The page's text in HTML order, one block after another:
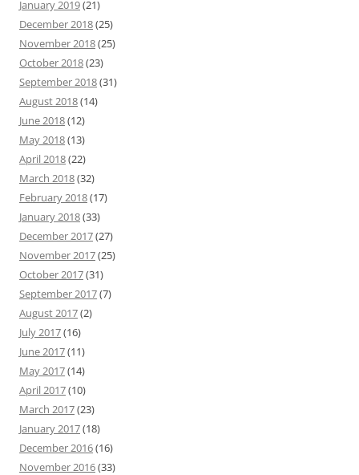
January 2019(21)
December 2018(25)
November 2018(25)
October 2018(23)
September 2018(31)
August 2018(14)
June 2018(12)
May 2018(13)
April 2018(22)
March 2018(32)
February 2018(17)
January 2018(33)
December 2017(27)
November 2017(25)
October 2017(31)
September 2017(7)
August 2017(2)
July 2017(16)
June 2017(11)
May 2017(14)
April 2017(10)
March 2017(23)
January 2017(18)
December 2016(16)
November 2016(33)